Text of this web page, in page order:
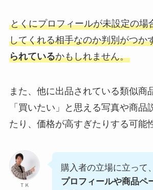
とくにプロフィールが未設定の場
してくれる相手なのか判別がつか
られているかもしれません。
また、他に出品されている類似商
「買いたい」と思える写真や商品
たり、価格が高すぎたりする可能
ＴＫ
購入者の立場に立って
プロフィールや商品ペ